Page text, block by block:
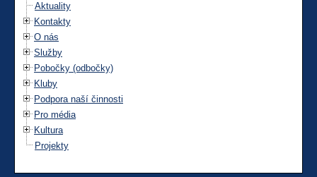
Aktuality
Kontakty
O nás
Služby
Pobočky (odbočky)
Kluby
Podpora naší činnosti
Pro média
Kultura
Projekty